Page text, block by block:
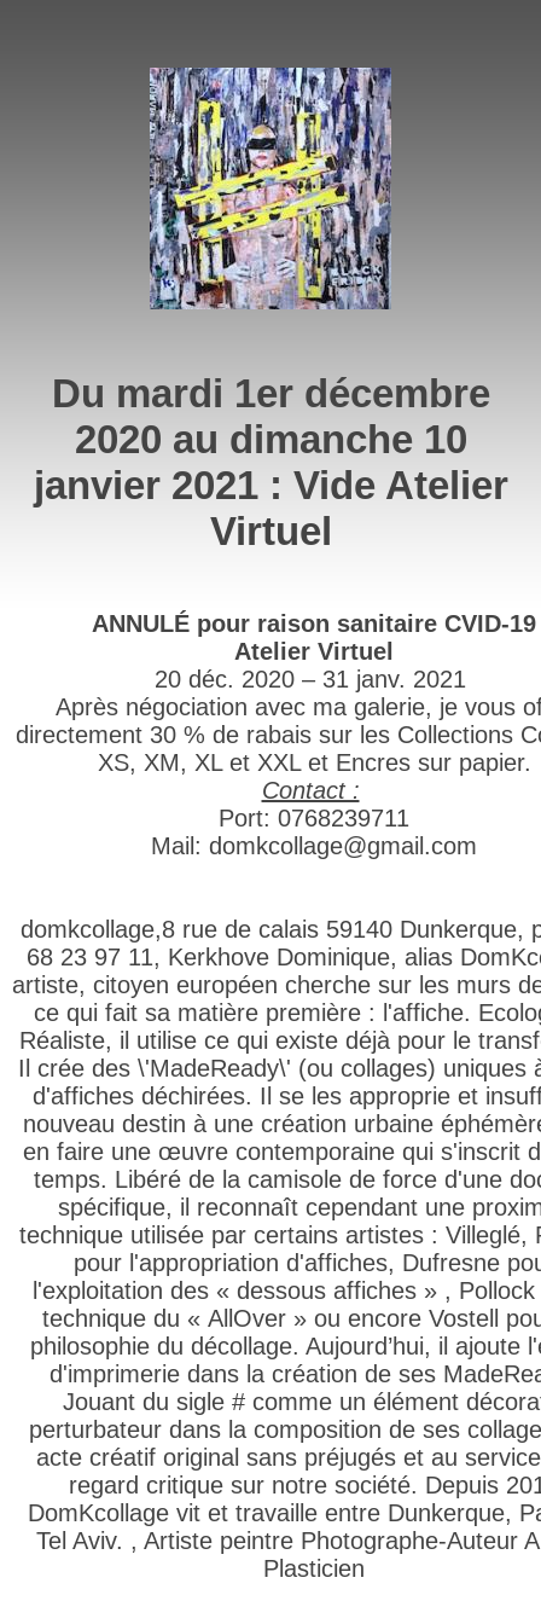
Du mardi 1er décembre
2020 au dimanche 10
janvier 2021 : Vide Atelier
Virtuel
ANNULÉ pour raison sanitaire CVID-19
Atelier Virtuel
20 déc. 2020 – 31 janv. 2021
Après négociation avec ma galerie, je vous
directement 30 % de rabais sur les Collections
XS, XM, XL et XXL et Encres sur papier.
Contact :
Port: 0768239711
Mail: domkcollage@gmail.com
domkcollage,8 rue de calais 59140 Dunkerque,
68 23 97 11, Kerkhove Dominique, alias
artiste, citoyen européen cherche sur les murs
ce qui fait sa matière première : l'affiche.
Réaliste, il utilise ce qui existe déjà pour le
Il crée des \'MadeReady\' (ou collages) uniques
d'affiches déchirées. Il se les approprie et
nouveau destin à une création urbaine
en faire une œuvre contemporaine qui s'inscrit
temps. Libéré de la camisole de force d'une
spécifique, il reconnaît cependant une
technique utilisée par certains artistes : Villeglé,
pour l'appropriation d'affiches, Dufresne
l'exploitation des « dessous affiches » ,
technique du « AllOver » ou encore Vostell
philosophie du décollage. Aujourd’hui, il ajoute
d'imprimerie dans la création de ses
Jouant du sigle # comme un élément
perturbateur dans la composition de ses
acte créatif original sans préjugés et au
regard critique sur notre société. Depuis
DomKcollage vit et travaille entre Dunkerque,
Tel Aviv. , Artiste peintre Photographe-Auteur
Plasticien